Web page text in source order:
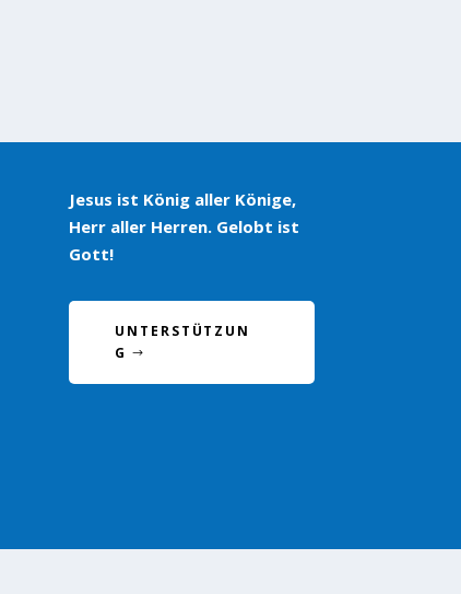
Jesus ist König aller Könige,
Herr aller Herren. Gelobt ist
Gott!
UNTERSTÜTZUN
G